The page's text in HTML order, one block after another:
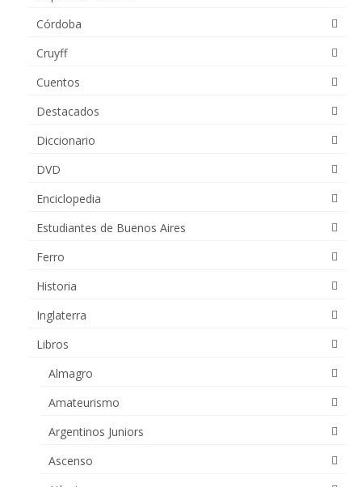
Córdoba
Cruyff
Cuentos
Destacados
Diccionario
DVD
Enciclopedia
Estudiantes de Buenos Aires
Ferro
Historia
Inglaterra
Libros
Almagro
Amateurismo
Argentinos Juniors
Ascenso